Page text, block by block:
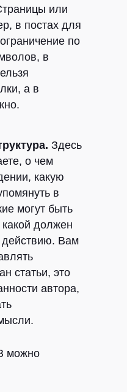
или
в постах для
по
в
а в
Здесь
о чем
какую
в
могут быть
какой должен
действию. Вам
статьи, это
автора,
можно